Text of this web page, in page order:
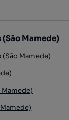
Mamede)
Mamede)
Mamede)